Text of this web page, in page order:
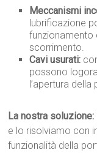
Meccanismi
lubrificazione
funzionamento
scorrimento.
Cavi usurati:
possono
l’apertura della
La nostra soluzione:
e lo risolviamo con
funzionalità della